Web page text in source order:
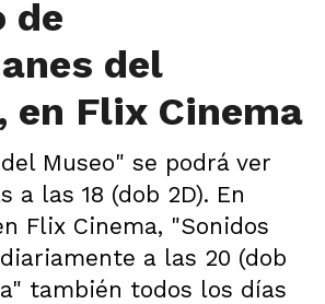
de
del
en Flix Cinema
Museo" se podrá ver
a las 18 (dob 2D). En
Flix Cinema, "Sonidos
a las 20 (dob
también todos los días